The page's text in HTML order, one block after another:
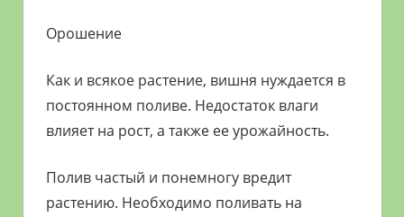
Орошение
Как и всякое растение, вишня нуждается в
постоянном поливе. Недостаток влаги
влияет на рост, а также ее урожайность.
Полив частый и понемногу вредит
растению. Необходимо поливать на